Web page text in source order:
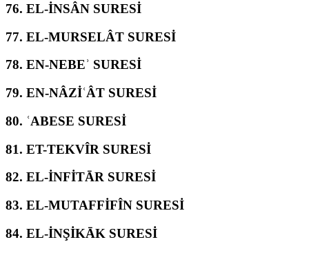
76. EL-İNSÂN SURESİ
77. EL-MURSELÂT SURESİ
78. EN-NEBEʾ SURESİ
79. EN-NÂZİʿÂT SURESİ
80. ʿABESE SURESİ
81. ET-TEKVÎR SURESİ
82. EL-İNFİTĀR SURESİ
83. EL-MUTAFFİFÎN SURESİ
84. EL-İNŞİKĀK SURESİ